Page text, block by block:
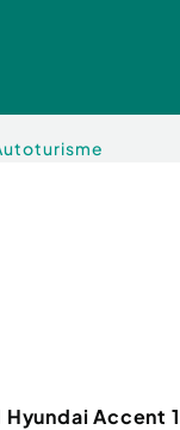
Hyundai Accent